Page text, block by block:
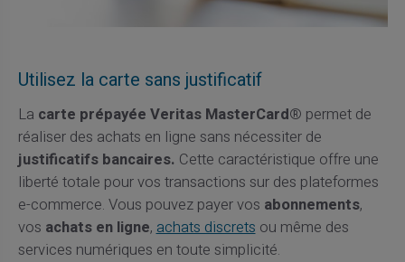
Utilisez la carte sans justificatif
La carte prépayée Veritas MasterCard® permet de
réaliser des achats en ligne sans nécessiter de
justificatifs bancaires. Cette caractéristique offre une
liberté totale pour vos transactions sur des plateformes
e-commerce. Vous pouvez payer vos abonnements,
vos achats en ligne, achats discrets ou même des
services numériques en toute simplicité.